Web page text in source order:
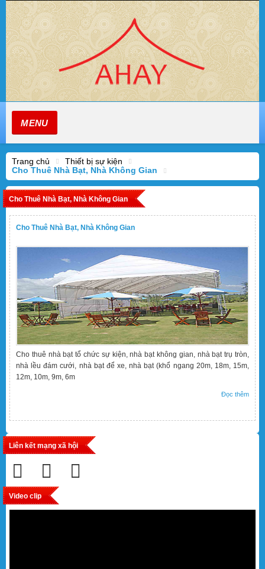
MENU
Trang chủ
Thiết bị sự kiện
Cho Thuê Nhà Bạt, Nhà Không Gian
Cho Thuê Nhà Bạt, Nhà Không Gian
Cho Thuê Nhà Bạt, Nhà Không Gian
Cho thuê nhà bạt tổ chức sự kiện, nhà bạt không gian, nhà bạt trụ tròn,
nhà lều đám cưới, nhà bạt để xe, nhà bạt (khổ ngang 20m, 18m, 15m,
12m, 10m, 9m, 6m
Đọc thêm
Liên kết mạng xã hội
Video clip